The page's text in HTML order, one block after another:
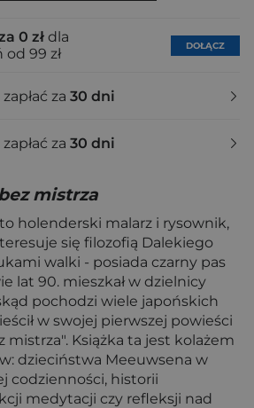
0 zł dla
99 zł
DOŁĄCZ
za 30 dni
za 30 dni
mistrza
holenderski malarz i rysownik,
się filozofią Dalekiego
walki - posiada czarny pas
lat 90. mieszkał w dzielnicy
pochodzi wiele japońskich
w swojej pierwszej powieści
mistrza". Książka ta jest kolażem
dzieciństwa Meeuwsena w
codzienności, historii
medytacji czy refleksji nad